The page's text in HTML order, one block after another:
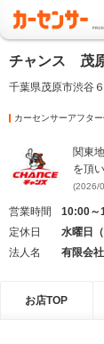
チャンス 茂
千葉県茂原市渋谷
カーセンサーアフタ
関東
を頂
(2026/
営業時間
10:00～
定休日
水曜日
法人名
有限会
お店TOP